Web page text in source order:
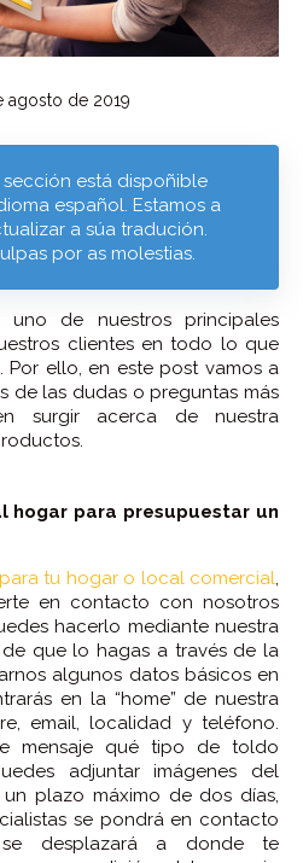
agosto de 2019
está dispoñible
español. Estamos a
a súa tradución.
por as molestias.
uno de nuestros principales
clientes en todo lo que
Por ello, en este post vamos a
de las dudas o preguntas más
surgir acerca de nuestra
hogar para presupuestar un
tu hogar o local comercial
en contacto con nosotros
hacerlo mediante nuestra
que lo hagas a través de la
algunos datos básicos en
en la “home” de nuestra
email, localidad y teléfono.
mensaje qué tipo de toldo
adjuntar imágenes del
plazo máximo de dos días,
se pondrá en contacto
desplazará a donde te